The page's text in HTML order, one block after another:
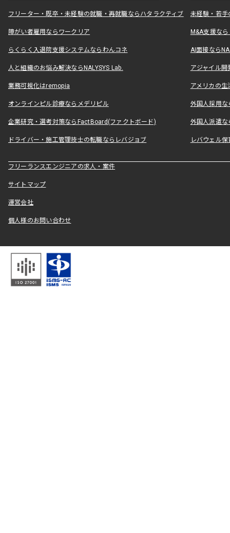
フリーター・既卒・未経験の就職・再就職ならハタラクティブ 未経験・若手
障がい者雇用ならワークリア M&A支援な
らくらく入退院支援システムならわんコネ AI面接なら
人と組織のお悩み解決ならNALYSYS Lab. アジャイル
業務可視化はremopia アメリカの
オンラインピル診療ならメデリピル 外国人採用
企業研究・選考対策ならFactBoard(ファクトボード) 外国人派遣な
ドライバー・施工管理技士の転職ならレバジョブ レバウェル
フリーランスエンジニアの求人・案件
サイトマップ
運営会社
個人様のお問い合わせ